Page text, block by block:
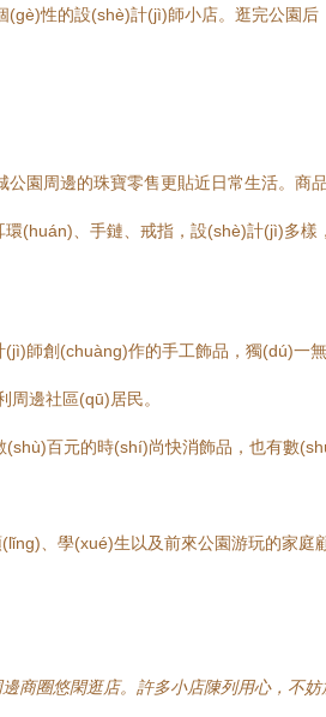
性的設(shè)計(jì)師小店。逛完公園
公園周邊的珠寶零售更貼近日常生活。商
(huán)、手鏈、戒指，設(shè)計(jì)多樣
師創(chuàng)作的手工飾品，獨(dú)一
周邊社區(qū)居民。
百元的時(shí)尚快消飾品，也有數
、學(xué)生以及前來公園游玩的家
商圈悠閑逛店。許多小店陳列用心，不